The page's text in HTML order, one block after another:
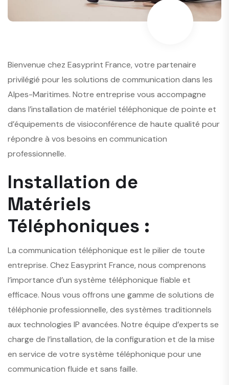
Bienvenue chez Easyprint France, votre partenaire
privilégié pour les solutions de communication dans les
Alpes-Maritimes. Notre entreprise vous accompagne
dans l’installation de matériel téléphonique de pointe et
d’équipements de visioconférence de haute qualité pour
répondre à vos besoins en communication
professionnelle.
Installation de
Matériels
Téléphoniques :
La communication téléphonique est le pilier de toute
entreprise. Chez Easyprint France, nous comprenons
l’importance d’un système téléphonique fiable et
efficace. Nous vous offrons une gamme de solutions de
téléphonie professionnelle, des systèmes traditionnels
aux technologies IP avancées. Notre équipe d’experts se
charge de l’installation, de la configuration et de la mise
en service de votre système téléphonique pour une
communication fluide et sans faille.